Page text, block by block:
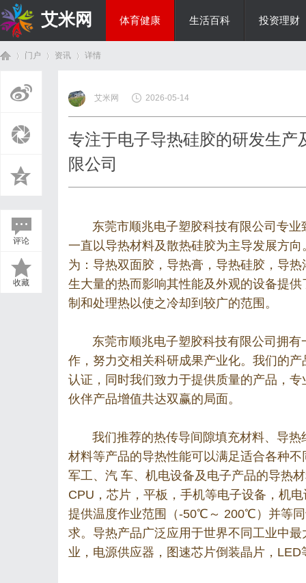
艾米网 体育健康 生活百科 投资理财
门户 资讯
›
详情
评论
收藏
艾米网 2026-05-14
专注于电子导热硅胶的研发生
限公司
东莞市顺兆电子塑胶科技有限公司专业
一直以导热材料及散热硅胶为主导发展方
为：导热双面胶，导热膏，导热硅胶，导
生大量的热而影响其性能及外观的设备提
制和处理热以使之冷却到较广的范围。
东莞市顺兆电子塑胶科技有限公司拥有
作，努力交相关科研成果产业化。我们的
认证，同时我们致力于提供质量的产品，
伙伴产品增值共达双赢的局面。
我们推荐的热传导间隙填充材料、导热
材料等产品的导热性能可以满足适合各种
军工、汽 车、机电设备及电子产品的导热
CPU，芯片，平板，手机等电子设备，机
提供温度作业范围（-50℃～ 200℃）并等
求。导热产品广泛应用于世界不同工业中
业，电源供应器，图速芯片倒装晶片，LED